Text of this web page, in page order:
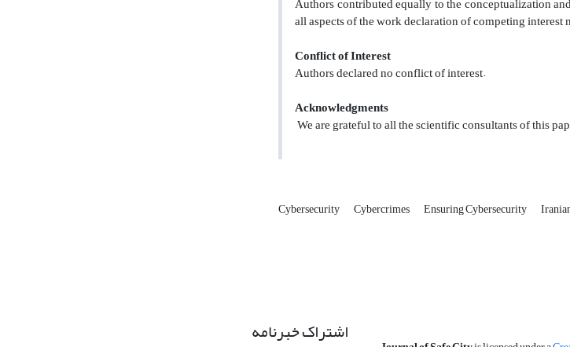
Authors contributed equally to the conceptualization
all aspects of the work declaration of competing interest
Conflict of Interest
Authors declared no conflict of interest.
Acknowledgments
We are grateful to all the scientific consultants of this
Cybersecurity Cybercrimes Ensuring Cybersecurity
اشتراک خبرنامه